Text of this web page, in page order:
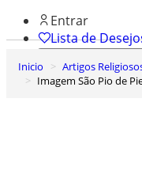
Entrar
Lista de
0
Carrinho de Compras
Inicio Artigos
Imagem São Pio de